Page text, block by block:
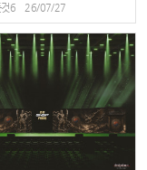
것6 26/07/27